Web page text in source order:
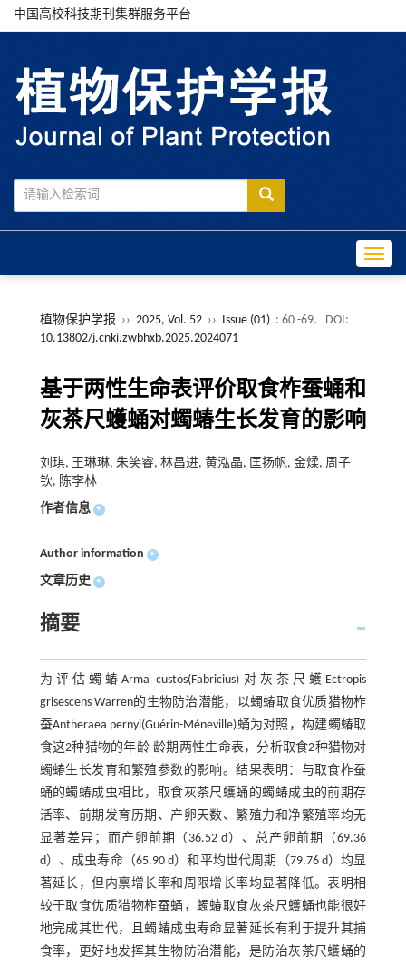
中国高校科技期刊集群服务平台
植物保护学报 ›› 2025, Vol. 52 ›› Issue (01) : 60 -69.
DOI:
10.13802/j.cnki.zwbhxb.2025.2024071
基于两性生命表评价取食柞蚕蛹和
灰茶尺蠖蛹对蠋蝽生长发育的影响
刘琪, 王琳琳, 朱笑睿, 林昌进, 黄泓晶, 匡扬帆, 金煣, 周子
钦, 陈李林
作者信息 +
Author information +
文章历史 +
摘要
为评估蠋蝽Arma custos(Fabricius)对灰茶尺蠖Ectropis
grisescens Warren的生物防治潜能，以蠋蝽取食优质猎物柞
蚕Antheraea pernyi(Guérin-Méneville)蛹为对照，构建蠋蝽取
食这2种猎物的年龄-龄期两性生命表，分析取食2种猎物对
蠋蝽生长发育和繁殖参数的影响。结果表明：与取食柞蚕
蛹的蠋蝽成虫相比，取食灰茶尺蠖蛹的蠋蝽成虫的前期存
活率、前期发育历期、产卵天数、繁殖力和净繁殖率均无
显著差异；而产卵前期（36.52 d）、总产卵前期（69.36
d）、成虫寿命（65.90 d）和平均世代周期（79.76 d）均显
著延长，但内禀增长率和周限增长率均显著降低。表明相
较于取食优质猎物柞蚕蛹，蠋蝽取食灰茶尺蠖蛹也能很好
地完成其世代，且蠋蝽成虫寿命显著延长有利于提升其捕
食率，更好地发挥其生物防治潜能，是防治灰茶尺蠖蛹的